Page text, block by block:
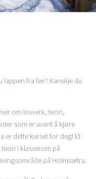
lappen fra før? Kanskje du
om lovverk, teori,
som er uvant å kjøre
er dette kurset for deg! Et
i klasserom på
på Holmsætra.